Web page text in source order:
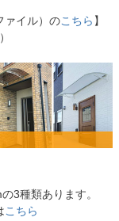
ァイル）のこちら 】
3種類あります。
こちら